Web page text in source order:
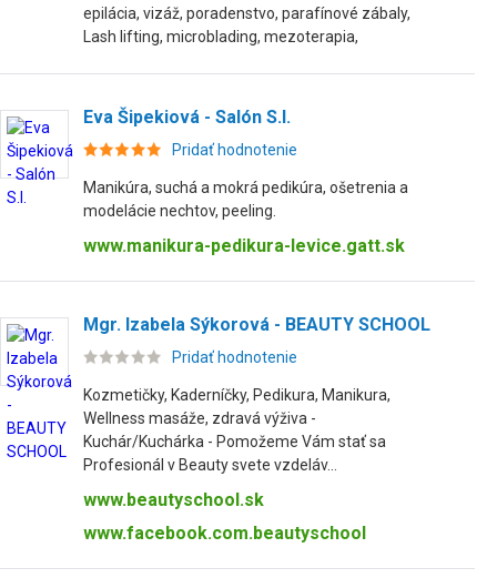
epilácia, vizáž, poradenstvo, parafínové zábaly,
Lash lifting, microblading, mezoterapia,
Eva Šipekiová - Salón S.I.
Pridať hodnotenie
Manikúra, suchá a mokrá pedikúra, ošetrenia a
modelácie nechtov, peeling.
www.manikura-pedikura-levice.gatt.sk
Mgr. Izabela Sýkorová - BEAUTY SCHOOL
Pridať hodnotenie
Kozmetičky, Kaderníčky, Pedikura, Manikura,
Wellness masáže, zdravá výživa -
Kuchár/Kuchárka - Pomožeme Vám stať sa
Profesionál v Beauty svete vzdeláv...
www.beautyschool.sk
www.facebook.com.beautyschool